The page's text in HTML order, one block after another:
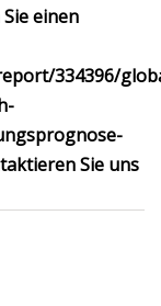
einen
334396/
Sie uns